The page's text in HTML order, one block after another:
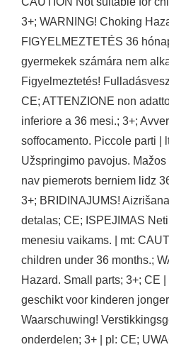
3+; WARNING! Choking
FIGYELMEZTETÉS 36
gyermekek számára nem
Figyelmeztetés!
CE; ATTENZIONE non
inferiore a 36 mesi.; 3+;
soffocamento. Piccole parti |
Užspringimo pavojus.
nav piemerots berniem lidz
3+; BRIDINAJUMS!
detalas; CE; ISPEJIMAS
menesiu vaikams. | mt:
children under 36 months.;
Hazard. Small parts; 3+; CE
geschikt voor kinderen
Waarschuwing!
onderdelen; 3+ | pl: CE;